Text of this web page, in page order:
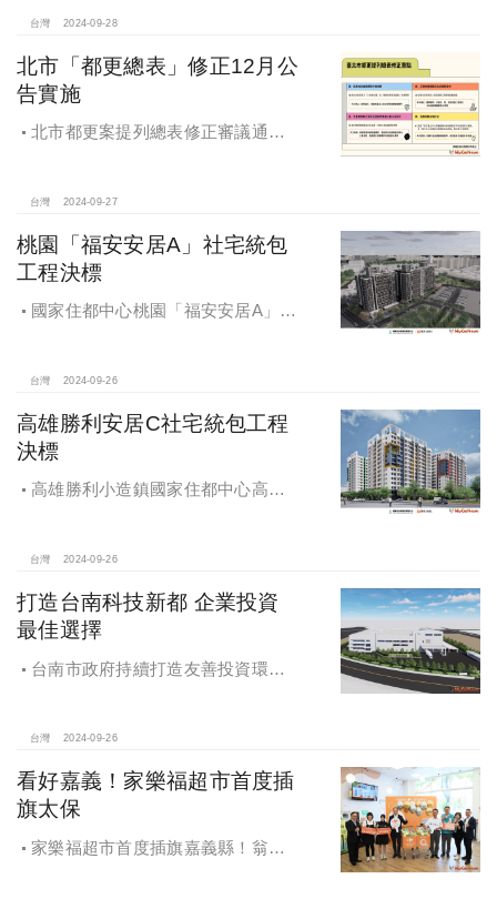
台灣 2024-09-28
北市「都更總表」修正12月公
告實施
北市都更案提列總表修正審議通過
台灣 2024-09-27
桃園「福安安居A」社宅統包
工程決標
國家住都中心桃園「福安安居A」社
台灣 2024-09-26
高雄勝利安居C社宅統包工程
決標
高雄勝利小造鎮國家住都中心高雄
台灣 2024-09-26
打造台南科技新都 企業投資
最佳選擇
台南市政府持續打造友善投資環
超過5萬個就業機會
台灣 2024-09-26
看好嘉義！家樂福超市首度插
旗太保
家樂福超市首度插旗嘉義縣！翁章